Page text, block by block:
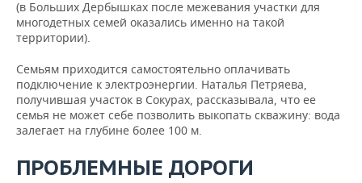
(в Больших Дербышках после межевания участки для
многодетных семей оказались именно на такой
территории).
Семьям приходится самостоятельно оплачивать
подключение к электроэнергии. Наталья Петряева,
получившая участок в Сокурах, рассказывала, что ее
семья не может себе позволить выкопать скважину: вода
залегает на глубине более 100 м.
ПРОБЛЕМНЫЕ ДОРОГИ